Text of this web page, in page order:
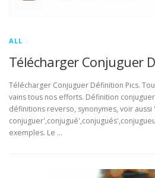
ALL
Télécharger Conjuguer
Télécharger Conjuguer Définition Pics.
vains tous nos efforts. Définition
définitions reverso, synonymes, voir aussi
exemples. Le …